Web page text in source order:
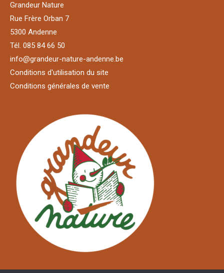
Grandeur Nature
Rue Frère Orban 7
5300 Andenne
Tél. 085 84 66 50
info@grandeur-nature-andenne.be
Conditions d'utilisation du site
Conditions générales de vente